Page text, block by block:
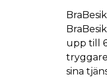
upp till
sina